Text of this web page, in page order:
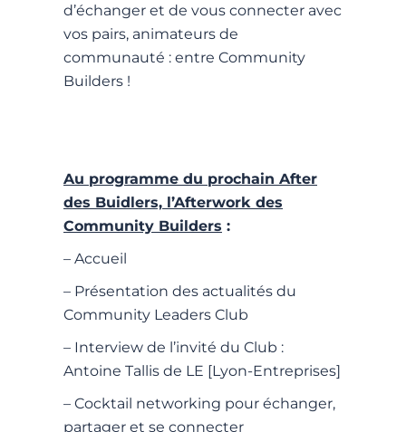
d’échanger et de vous connecter avec
vos pairs, animateurs de
communauté : entre Community
Builders !
Au programme du prochain After
des Buidlers, l’Afterwork des
Community Builders :
– Accueil
– Présentation des actualités du
Community Leaders Club
– Interview de l’invité du Club :
Antoine Tallis de LE [Lyon-Entreprises]
– Cocktail networking pour échanger,
partager et se connecter